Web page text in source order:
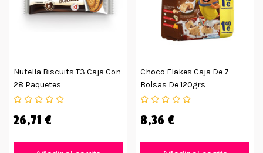
Nutella Biscuits T3 Caja Con
28 Paquetes
26,71 €
Choco Flakes Caja De 7
Bolsas De 120grs
8,36 €